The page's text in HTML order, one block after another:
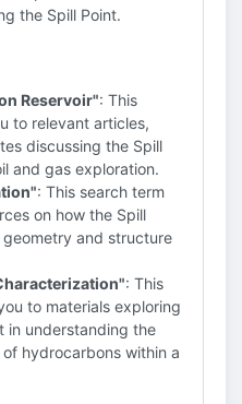
the Spill Point.
Reservoir": This
to relevant articles,
discussing the Spill
and gas exploration.
: This search term
on how the Spill
and structure
: This
to materials exploring
in understanding the
hydrocarbons within a